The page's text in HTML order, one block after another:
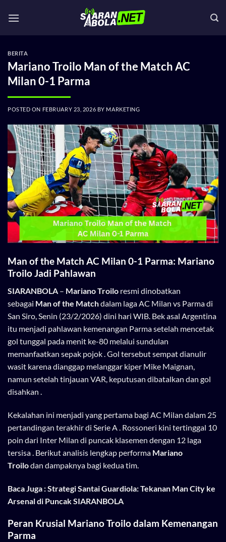
BERITA
Mariano Troilo Man of the Match AC
Milan 0-1 Parma
POSTED ON FEBRUARY 23, 2026 BY MARKETING
Man of the Match AC Milan 0-1 Parma: Mariano
Troilo Jadi Pahlawan
SIARANBOLA – Mariano Troilo resmi dinobatkan
sebagai Man of the Matchdalam laga AC Milan vs Parma di
San Siro, Senin (23/2/2026) dini hari WIB. Bek asal Argentina
itu menjadi pahlawan kemenangan Parma setelah mencetak
gol tunggal pada menit ke-80 melalui sundulan
memanfaatkan sepak pojok . Gol tersebut sempat dianulir
wasit karena dianggap melanggar kiper Mike Maignan,
namun setelah tinjauan VAR, keputusan dibatalkan dan gol
disahkan .
Kekalahan ini menjadi yang pertama bagi AC Milan dalam 25
pertandingan terakhir di Serie A . Rossoneri kini tertinggal 10
poin dari Inter Milan di puncak klasemen dengan 12 laga
tersisa . Berikut analisis lengkap performa Mariano
Troilodan dampaknya bagi kedua tim.
Baca Juga :Strategi Santai Guardiola: Tekanan Man City ke
Arsenal di Puncak SIARANBOLA
Peran Krusial Mariano Troilo dalam Kemenangan
Parma